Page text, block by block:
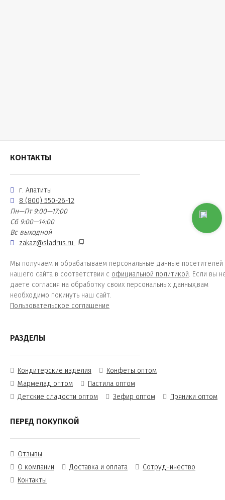
КОНТАКТЫ
г. Апатиты
8 (800) 550-26-12
Пн—Пт 9:00—17:00
Сб 9:00—14:00
Вс выходной
zakaz@sladrus.ru
Мы получаем и обрабатываем персональные данные посетителей
нашего сайта в соответствии с официальной политикой. Если вы
даете согласия на обработку своих персональных данных,вам
необходимо покинуть наш сайт.
Пользовательское соглашение
РАЗДЕЛЫ
Кондитерские изделия
Конфеты оптом
Мармелад оптом
Пастила оптом
Детские сладости оптом
Зефир оптом Пряники оптом
ПЕРЕД ПОКУПКОЙ
Отзывы
О компании
Доставка и оплата
Сотрудничество
Контакты